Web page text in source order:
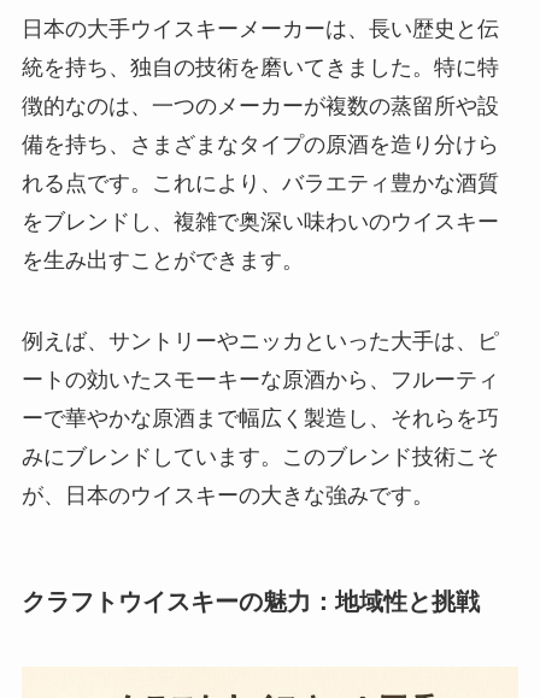
日本の大手ウイスキーメーカーは、長い歴史と伝
統を持ち、独自の技術を磨いてきました。特に特
徴的なのは、一つのメーカーが複数の蒸留所や設
備を持ち、さまざまなタイプの原酒を造り分けら
れる点です。これにより、バラエティ豊かな酒質
をブレンドし、複雑で奥深い味わいのウイスキー
を生み出すことができます。
例えば、サントリーやニッカといった大手は、ピ
ートの効いたスモーキーな原酒から、フルーティ
ーで華やかな原酒まで幅広く製造し、それらを巧
みにブレンドしています。このブレンド技術こそ
が、日本のウイスキーの大きな強みです。
クラフトウイスキーの魅力：地域性と挑戦